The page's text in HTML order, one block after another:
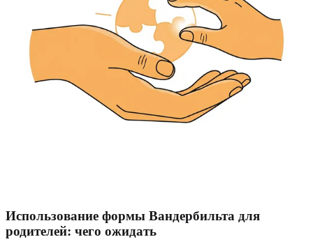
Использование формы Вандербильта для
родителей: чего ожидать